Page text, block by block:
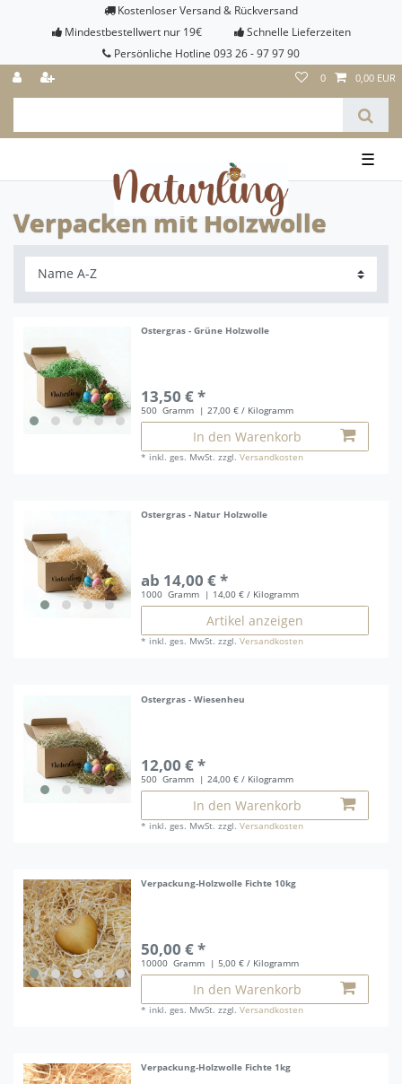
Kostenloser Versand & Rückversand
Mindestbestellwert nur 19€
Schnelle Lieferzeiten
Persönliche Hotline 093 26 - 97 97 90
0 0,00 EUR
☰
Verpacken mit Holzwolle
Ostergras - Grüne Holzwolle
13,50 € *
500 Gramm | 27,00 € / Kilogramm
In den Warenkorb
* inkl. ges. MwSt. zzgl.Versandkosten
Ostergras - Natur Holzwolle
ab 14,00 € *
1000 Gramm | 14,00 € / Kilogramm
Artikel anzeigen
* inkl. ges. MwSt. zzgl.Versandkosten
Ostergras - Wiesenheu
12,00 € *
500 Gramm | 24,00 € / Kilogramm
In den Warenkorb
* inkl. ges. MwSt. zzgl.Versandkosten
Verpackung-Holzwolle Fichte 10kg
50,00 € *
10000 Gramm | 5,00 € / Kilogramm
In den Warenkorb
* inkl. ges. MwSt. zzgl.Versandkosten
Verpackung-Holzwolle Fichte 1kg